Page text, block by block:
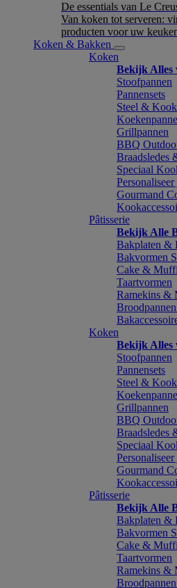
De essentials van Le
Van koken tot serveren:
producten voor uw
Koken & Bakken
Koken
Bekijk Alles
Stoofpannen
Pannensets
Steel &
Grillpannen
BBQ
Braadsledes
Speciaal
Gourmand
Pâtisserie
Bekijk Alle
Bakplaten &
Bakvormen
Cake &
Taartvormen
Ramekins &
Koken
Bekijk Alles
Stoofpannen
Pannensets
Steel &
Grillpannen
BBQ
Braadsledes
Speciaal
Gourmand
Pâtisserie
Bekijk Alle
Bakplaten &
Bakvormen
Cake &
Taartvormen
Ramekins &